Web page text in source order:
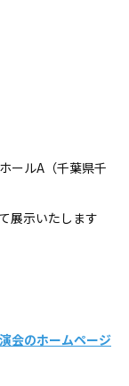
ールA（千葉県千
展示いたします
会のホームページ